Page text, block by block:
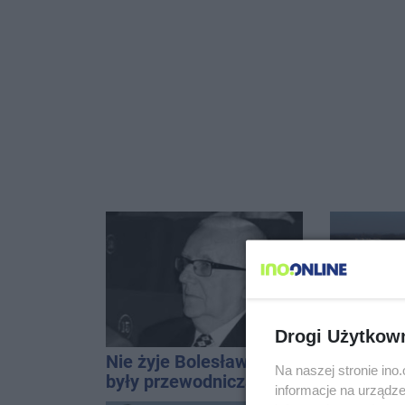
Nie żyje Bolesław Szulc,
były przewodniczący
Hala się
Remont,
Drogi
Na naszej stronie
informacje na